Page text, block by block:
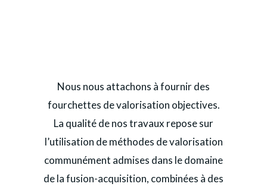
Nous nous attachons à fournir des
fourchettes de valorisation objectives.
La qualité de nos travaux repose sur
l’utilisation de méthodes de valorisation
communément admises dans le domaine
de la fusion-acquisition, combinées à des